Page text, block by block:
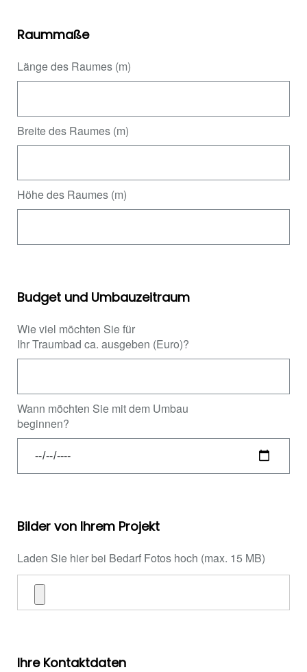
Raummaße
Länge des Raumes (m)
Breite des Raumes (m)
Höhe des Raumes (m)
Budget und Umbauzeitraum
Wie viel möchten Sie für
Ihr Traumbad ca. ausgeben (Euro)?
Wann möchten Sie mit dem Umbau
beginnen?
Bilder von Ihrem Projekt
Laden Sie hier bei Bedarf Fotos hoch (max. 15 MB)
Ihre Kontaktdaten